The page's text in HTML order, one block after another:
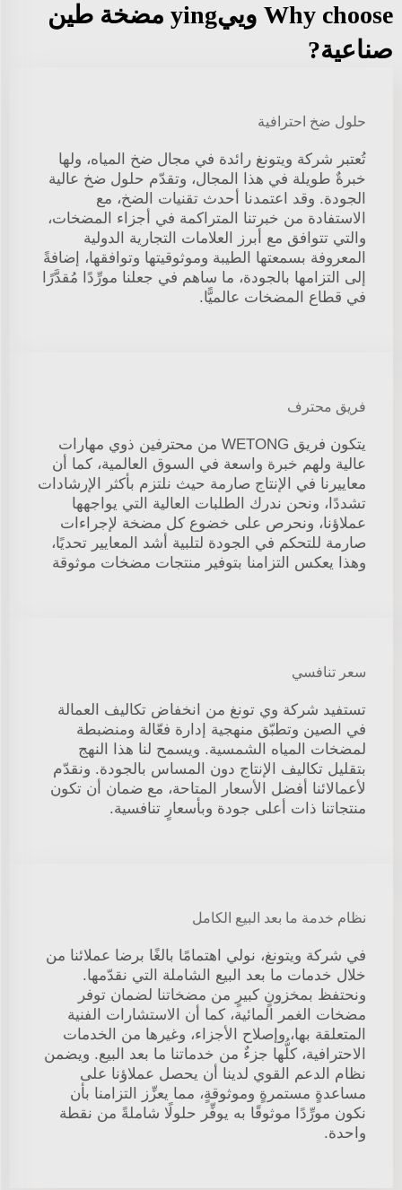
Why choose وييying مضخة طين
صناعية?
حلول ضخ احترافية
تُعتبر شركة ويتونغ رائدة في مجال ضخ المياه، ولها
خبرةٌ طويلة في هذا المجال، وتقدّم حلول ضخ عالية
الجودة. وقد اعتمدنا أحدث تقنيات الضخ، مع
الاستفادة من خبرتنا المتراكمة في أجزاء المضخات،
والتي تتوافق مع أبرز العلامات التجارية الدولية
المعروفة بسمعتها الطيبة وموثوقيتها وتوافقها، إضافةً
إلى التزامها بالجودة، ما ساهم في جعلنا مورِّدًا مُقدَّرًا
في قطاع المضخات عالميًّا.
فريق محترف
يتكون فريق WETONG من محترفين ذوي مهارات
عالية ولهم خبرة واسعة في السوق العالمية، كما أن
معاييرنا في الإنتاج صارمة حيث نلتزم بأكثر الإرشادات
تشددًا، ونحن ندرك الطلبات العالية التي يواجهها
عملاؤنا، ونحرص على خضوع كل مضخة لإجراءات
صارمة للتحكم في الجودة لتلبية أشد المعايير تحديًا،
وهذا يعكس التزامنا بتوفير منتجات مضخات موثوقة
سعر تنافسي
تستفيد شركة وي تونغ من انخفاض تكاليف العمالة
في الصين وتطبّق منهجية إدارة فعّالة ومنضبطة
لمضخات المياه الشمسية. ويسمح لنا هذا النهج
بتقليل تكاليف الإنتاج دون المساس بالجودة. ونقدّم
لأعمالائنا أفضل الأسعار المتاحة، مع ضمان أن تكون
منتجاتنا ذات أعلى جودة وبأسعارٍ تنافسية.
نظام خدمة ما بعد البيع الكامل
في شركة ويتونغ، نولي اهتمامًا بالغًا برضا عملائنا من
خلال خدمات ما بعد البيع الشاملة التي نقدّمها.
ونحتفظ بمخزونٍ كبيرٍ من مضخاتنا لضمان توفر
مضخات الغمر المائية، كما أن الاستشارات الفنية
المتعلقة بها، وإصلاح الأجزاء، وغيرها من الخدمات
الاحترافية، كلُّها جزءٌ من خدماتنا ما بعد البيع. ويضمن
نظام الدعم القوي لدينا أن يحصل عملاؤنا على
مساعدةٍ مستمرةٍ وموثوقةٍ، مما يعزِّز التزامنا بأن
نكون مورِّدًا موثوقًا به يوفِّر حلولًا شاملةً من نقطة
واحدة.